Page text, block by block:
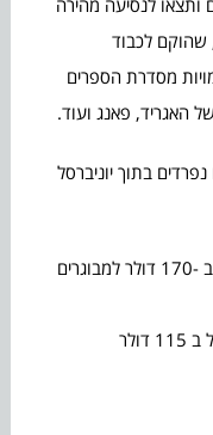
ותצאו לנסיעה מהירה
שהוקם לכבוד
מסדרת הספרים
האגריד, פאנג ועוד.
בתוך יוניברסל
מחיר כרטיס כניסה לשני הפארקים מתחיל ב -170 דולר למבוגרים
מחירו של כרטיס כניסה לפארק אחד מתחיל ב 115 דולר